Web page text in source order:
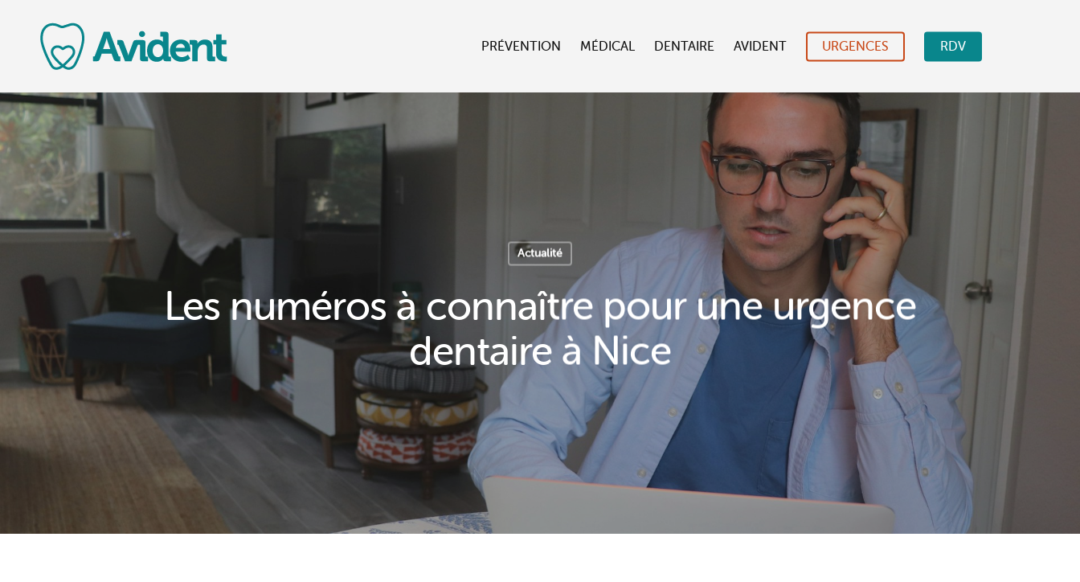
PRÉVENTION MÉDICAL DENTAIRE AVIDENT URGENCES RDV
Actualité
Les numéros à connaître pour une urgence
dentaire à Nice